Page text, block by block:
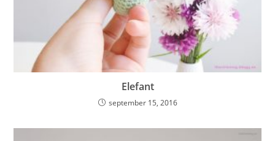
Elefant
september 15, 2016